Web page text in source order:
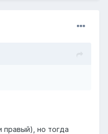
правый), но тогда